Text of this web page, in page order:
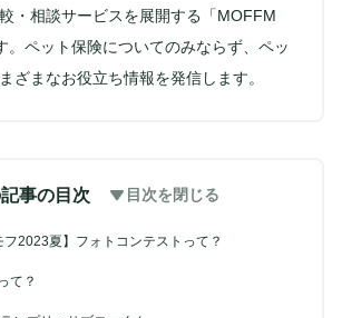
・相談サービスを展開する「MOFFM
。ペット保険についてのみならず、ペッ
ざまなお役立ち情報を発信します。
事の目次 目次を閉じる
フ2023夏】フォトコンテストって？
て？